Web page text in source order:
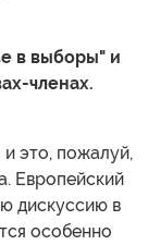
в выборы" и
членах.
это, пожалуй,
Европейский
дискуссию в
особенно